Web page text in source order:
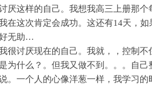
厌这样的自己。我想我高三上册那个
在这次肯定会成功。这还有14天，如
无助…
很讨厌现在的自己。我就，，控制
为什么？。但我又做不到。。。自己
。一个人的心像洋葱一样，我学习的